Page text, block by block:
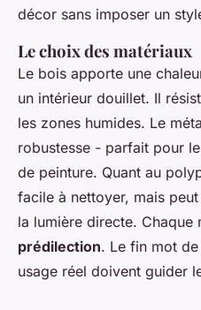
décor sans imposer un
Le choix des matériaux
Le bois apporte une
un intérieur douillet. Il
les zones humides. Le
robustesse - parfait pour
de peinture. Quant au
facile à nettoyer, mais
la lumière directe. Chaque
prédilection. Le fin mot de
usage réel doivent guider